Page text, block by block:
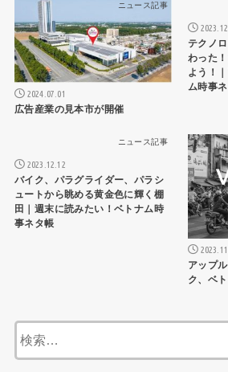
ニュース記事
2024.07.01
広告産業の見本市が開催
テクノ
わった
よう！
ム時事
ニュース記事
2023.12.12
バイク、パラグライダー、パラシ
ュートから眺める黄金色に輝く棚
田｜週末に読みたい！ベトナム時
事ネタ帳
アップ
ク、ベ
索: